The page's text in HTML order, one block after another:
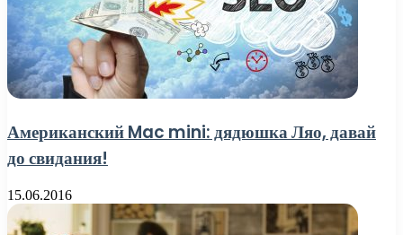
Американский Mac mini: дядюшка Ляо, давай
до свидания!
15.06.2016